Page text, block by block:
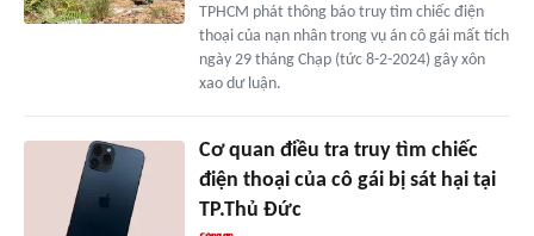
TPHCM phát thông báo truy tìm chiếc điện
thoại của nạn nhân trong vụ án cô gái mất tích
ngày 29 tháng Chạp (tức 8-2-2024) gây xôn
xao dư luận.
Cơ quan điều tra truy tìm chiếc
điện thoại của cô gái bị sát hại tại
TP.Thủ Đức